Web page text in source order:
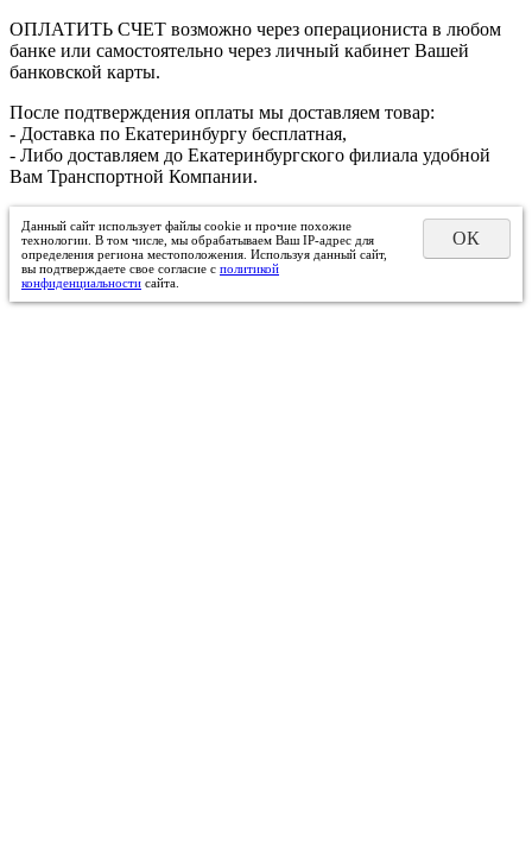
ОПЛАТИТЬ СЧЕТ возможно через операциониста в любом
банке или самостоятельно через личный кабинет Вашей
банковской карты.
После подтверждения оплаты мы доставляем товар:
- Доставка по Екатеринбургу бесплатная,
- Либо доставляем до Екатеринбургского филиала удобной
Вам Транспортной Компании.
Данный сайт использует файлы cookie и прочие похожие
технологии. В том числе, мы обрабатываем Ваш IP-адрес для
определения региона местоположения. Используя данный сайт,
вы подтверждаете свое согласие с политикой
конфиденциальности сайта.
ОК